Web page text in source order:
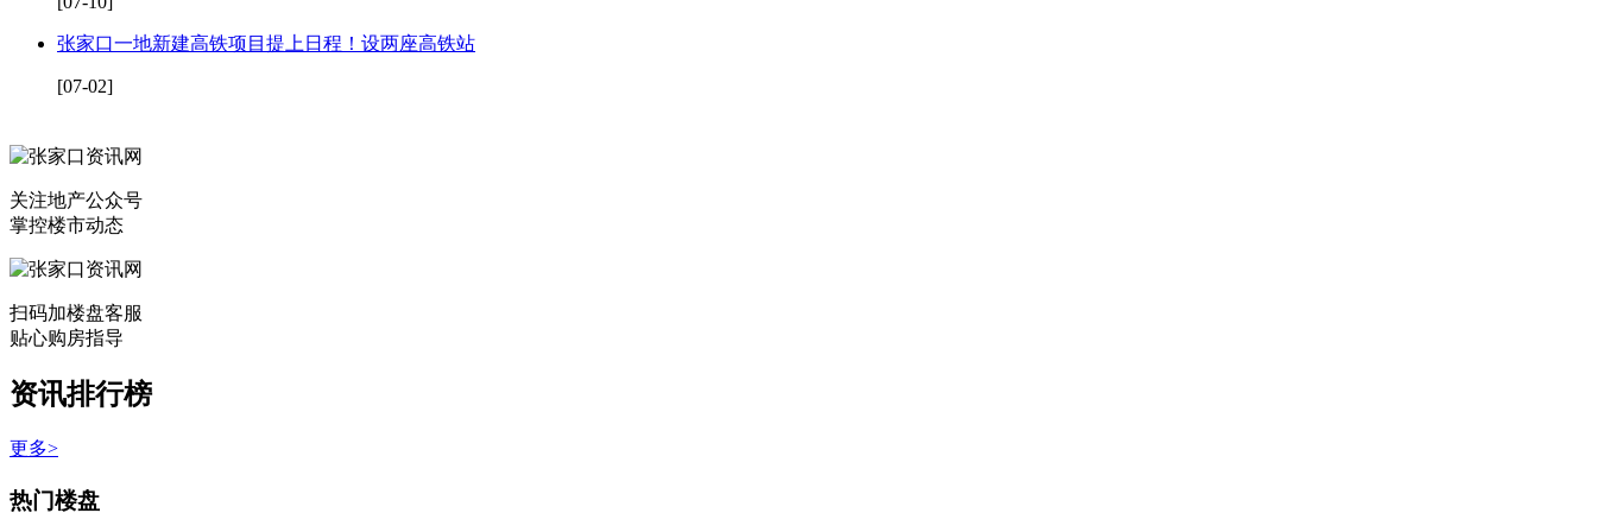
张家口一地新建高铁项目提上日程！设两座高铁站
[07-02]
关注地产公众号
掌控楼市动态
扫码加楼盘客服
贴心购房指导
资讯排行榜
更多>
热门楼盘